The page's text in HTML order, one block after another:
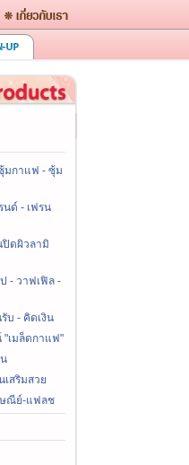
มกาแฟ - ซุ้ม
นด์ - เฟรน
ปิดผิวลามิ
ป - วาฟเฟิล -
บ - คิดเงิน
"เมล็ดกาแฟ"
เสริมสวย
ษณีย์-แฟลช